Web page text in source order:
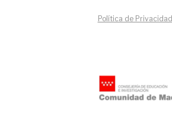
Política de Privacidad